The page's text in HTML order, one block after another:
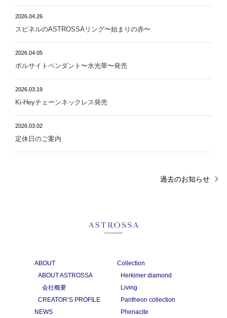
2026.04.26
スピネルのASTROSSAリング〜始まりの赤〜
2026.04.05
ポルサイトペンダント〜水光華〜発売
2026.03.19
Ki-Heyチェーンネックレス発売
2026.03.02
定休日のご案内
過去のお知らせ
ABOUT
ABOUT ASTROSSA
会社概要
CREATOR’S PROFILE
NEWS
Collection
Herkimer diamond
Living
Pantheon collection
Phenacite